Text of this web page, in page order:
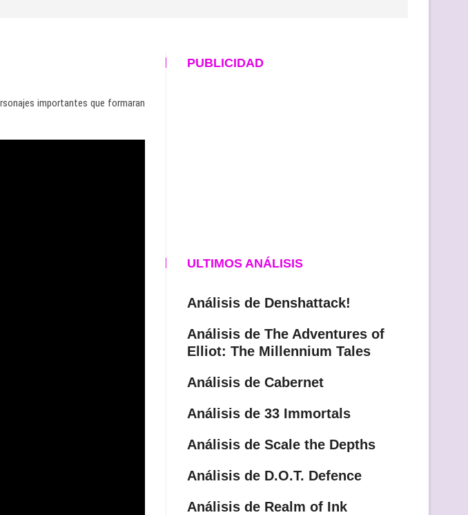
importantes que formaran
PUBLICIDAD
ULTIMOS ANÁLISIS
Análisis de Denshattack!
Análisis de The Adventures of
Elliot: The Millennium Tales
Análisis de Cabernet
Análisis de 33 Immortals
Análisis de Scale the Depths
Análisis de D.O.T. Defence
Análisis de Realm of Ink